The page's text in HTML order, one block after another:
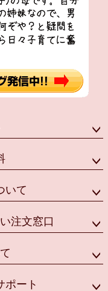
いて
注文窓口
ート